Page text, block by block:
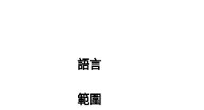
語言
範圍